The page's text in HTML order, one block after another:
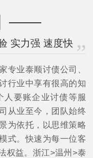
实力强 速度快
专业泰顺讨债公司、
行业中享有很高的知
人要账企业讨债等服
从业至今，团队始终
为依托，以思维策略
式。快速为每一位客
权益。浙江>温州>泰